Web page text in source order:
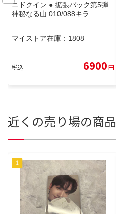
ニドクイン ● 拡張パック第5弾
神秘なる山 010/088キラ
マイストア在庫： 1808
税込 6900円
近くの売り場の商品